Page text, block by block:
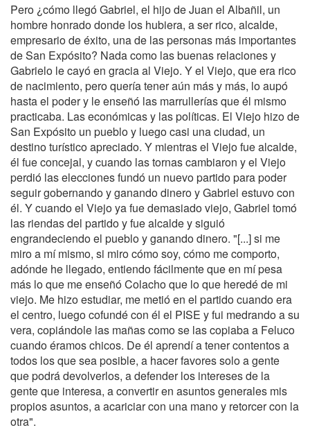
Pero ¿cómo llegó Gabriel, el hijo de Juan el Albañil, un
hombre honrado donde los hubiera, a ser rico, alcalde,
empresario de éxito, una de las personas más importantes
de San Expósito? Nada como las buenas relaciones y
Gabrielo le cayó en gracia al Viejo. Y el Viejo, que era rico
de nacimiento, pero quería tener aún más y más, lo aupó
hasta el poder y le enseñó las marrullerías que él mismo
practicaba. Las económicas y las políticas. El Viejo hizo de
San Expósito un pueblo y luego casi una ciudad, un
destino turístico apreciado. Y mientras el Viejo fue alcalde,
él fue concejal, y cuando las tornas cambiaron y el Viejo
perdió las elecciones fundó un nuevo partido para poder
seguir gobernando y ganando dinero y Gabriel estuvo con
él. Y cuando el Viejo ya fue demasiado viejo, Gabriel tomó
las riendas del partido y fue alcalde y siguió
engrandeciendo el pueblo y ganando dinero. "[...] si me
miro a mí mismo, si miro cómo soy, cómo me comporto,
adónde he llegado, entiendo fácilmente que en mí pesa
más lo que me enseñó Colacho que lo que heredé de mi
viejo. Me hizo estudiar, me metió en el partido cuando era
el centro, luego cofundé con él el PISE y fui medrando a su
vera, copiándole las mañas como se las copiaba a Feluco
cuando éramos chicos. De él aprendí a tener contentos a
todos los que sea posible, a hacer favores solo a gente
que podrá devolverlos, a defender los intereses de la
gente que interesa, a convertir en asuntos generales mis
propios asuntos, a acariciar con una mano y retorcer con la
otra".